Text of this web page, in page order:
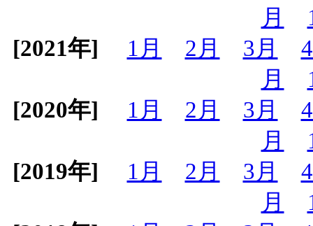
月
[2021年]
1月 2月 3月
月
[2020年]
1月 2月 3月
月
[2019年]
1月 2月 3月
月